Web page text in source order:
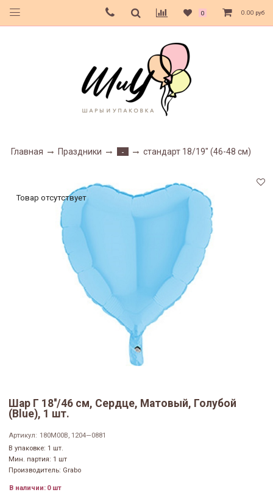
0 0.00 руб
Главная Праздники - стандарт 18/19" (46-48 см)
Товар отсутствует
Шар Г 18''/46 см, Сердце, Матовый, Голубой
(Blue), 1 шт.
Артикул: 180M00B, 1204—0881
В упаковке: 1 шт.
Мин. партия: 1 шт
Производитель: Grabo
В наличии: 0 шт